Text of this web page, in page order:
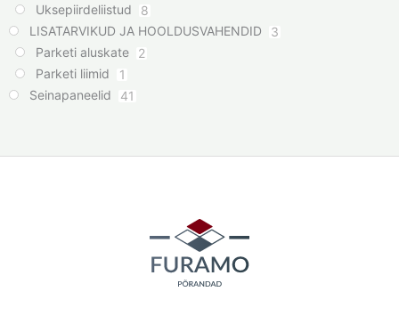
Uksepiirdeliistud
8
LISATARVIKUD JA HOOLDUSVAHENDID
3
Parketi aluskate
2
Parketi liimid
1
Seinapaneelid
41